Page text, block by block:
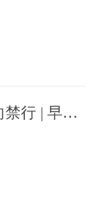
禁行 | 早